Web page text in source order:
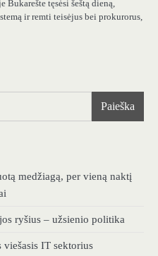
tęsėsi šeštą dieną,
ir remti teisėjus bei prokurorus,
Paieška
medžiagą, per vieną naktį
ryšius – užsienio politika
IT sektorius